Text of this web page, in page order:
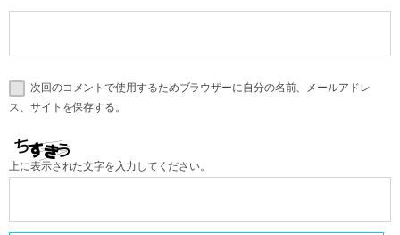
次回のコメントで使用するためブラウザーに自分の名前、メールアドレ
ス、サイトを保存する。
上に表示された文字を入力してください。